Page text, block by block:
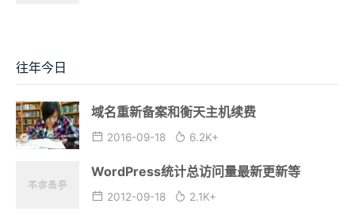
往年今日
域名重新备案和衡天主机续费
2016-09-18 6.2K+
WordPress统计总访问量最新更新等
2012-09-18 2.1K+